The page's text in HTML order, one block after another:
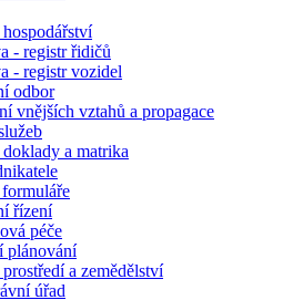
- registr řidičů
- registr vozidel
odbor
vnějších vztahů a propagace
a matrika
řízení
péče
plánování
a zemědělství
úřad